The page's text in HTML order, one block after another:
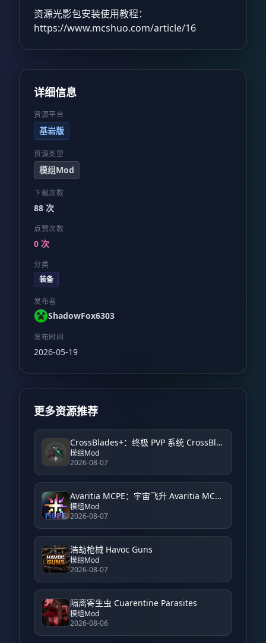
资源光影包安装使用教程：
https://www.mcshuo.com/article/16
详细信息
资源平台
基岩版
资源类型
模组Mod
下载次数
88 次
点赞次数
0 次
分类
装备
发布者
ShadowFox6303
发布时间
2026-05-19
更多资源推荐
CrossBlades+：终极 PVP 系统 CrossBlades+: Ultimate PVP System
模组Mod
2026-08-07
Avaritia MCPE：宇宙飞升 Avaritia MCPE: Cosmic Ascension
模组Mod
2026-08-07
浩劫枪械 Havoc Guns
模组Mod
2026-08-07
隔离寄生虫 Cuarentine Parasites
模组Mod
2026-08-06